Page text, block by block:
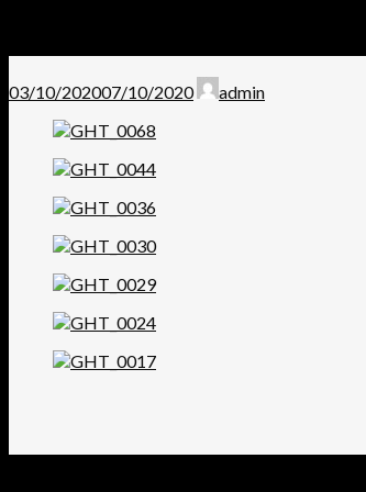
03/10/202007/10/2020 admin